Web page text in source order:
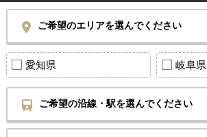
ご希望のエリアを選んでください
愛知県 岐阜県
ご希望の沿線・駅を選んでください